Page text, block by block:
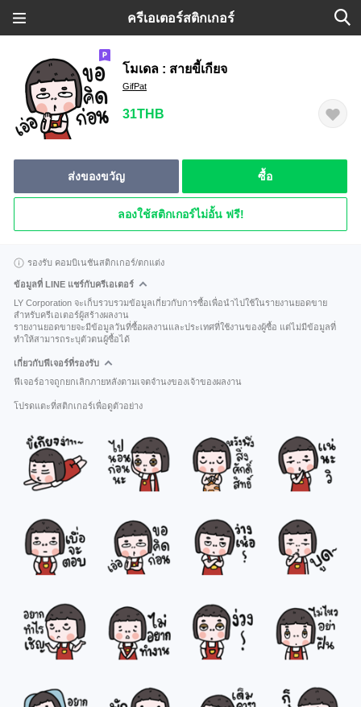
ครีเอเตอร์สติกเกอร์
โมเดล : สายขี้เกียจ
GifPat
31THB
ส่งของขวัญ ซื้อ
ลองใช้สติกเกอร์ไม่อั้น ฟรี!
รองรับ คอมบิเนชันสติกเกอร์/ตกแต่ง
ข้อมูลที่ LINE แชร์กับครีเอเตอร์
LY Corporation จะเก็บรวบรวมข้อมูลเกี่ยวกับการซื้อเพื่อนำไปใช้ในรายงานยอดขาย
สำหรับครีเอเตอร์ผู้สร้างผลงาน
รายงานยอดขายจะมีข้อมูลวันที่ซื้อผลงานและประเทศที่ใช้งานของผู้ซื้อ แต่ไม่มีข้อมูลที่
ทำให้สามารถระบุตัวตนผู้ซื้อได้
เกี่ยวกับฟีเจอร์ที่รองรับ
ฟีเจอร์อาจถูกยกเลิกภายหลังตามเจตจำนงของเจ้าของผลงาน
โปรดแตะที่สติกเกอร์เพื่อดูตัวอย่าง